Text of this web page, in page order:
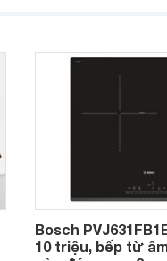
gia đình.
Bosch
10 triệu, bếp từ